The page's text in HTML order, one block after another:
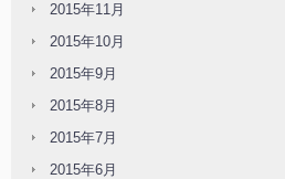
2015年11月
2015年10月
2015年9月
2015年8月
2015年7月
2015年6月